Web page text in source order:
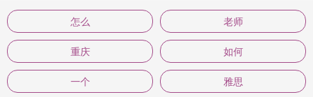
怎么 老师
重庆 如何
一个 雅思